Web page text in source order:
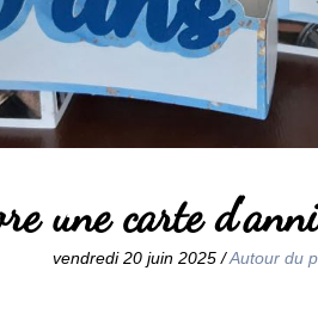
une carte
vendredi 20 juin 2025 /Autour du